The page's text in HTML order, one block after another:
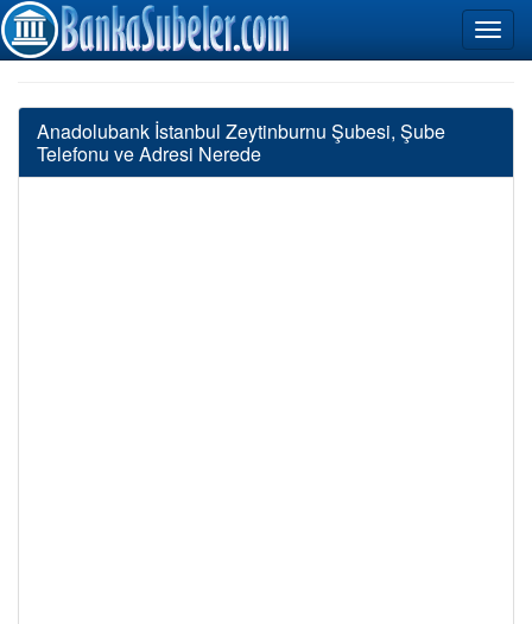
Anadolubank İstanbul Zeytinburnu Şubesi, Şube
Telefonu ve Adresi Nerede